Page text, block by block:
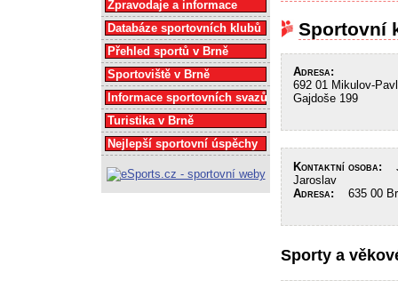
Sportovní
Adresa:
692 01 Mikulov-
Gajdoše 199
Kontaktní osoba:
Jaroslav
Adresa: 635 00
Sporty a
Zpravodaje a informace
Databáze sportovních klubů
Přehled sportů v Brně
Sportoviště v Brně
Informace sportovních svazů
Turistika v Brně
Nejlepší sportovní úspěchy